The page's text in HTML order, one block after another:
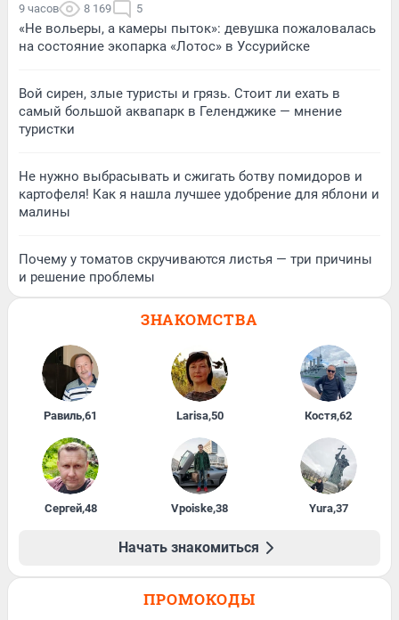
9 часов 8 169 5
«Не вольеры, а камеры пыток»: девушка пожаловалась
на состояние экопарка «Лотос» в Уссурийске
Вой сирен, злые туристы и грязь. Стоит ли ехать в
самый большой аквапарк в Геленджике — мнение
туристки
Не нужно выбрасывать и сжигать ботву помидоров и
картофеля! Как я нашла лучшее удобрение для яблони и
малины
Почему у томатов скручиваются листья — три причины
и решение проблемы
ЗНАКОМСТВА
Равиль,61 Larisa,50 Костя,62
Сергей,48 Vpoiske,38 Yura,37
Начать знакомиться
ПРОМОКОДЫ